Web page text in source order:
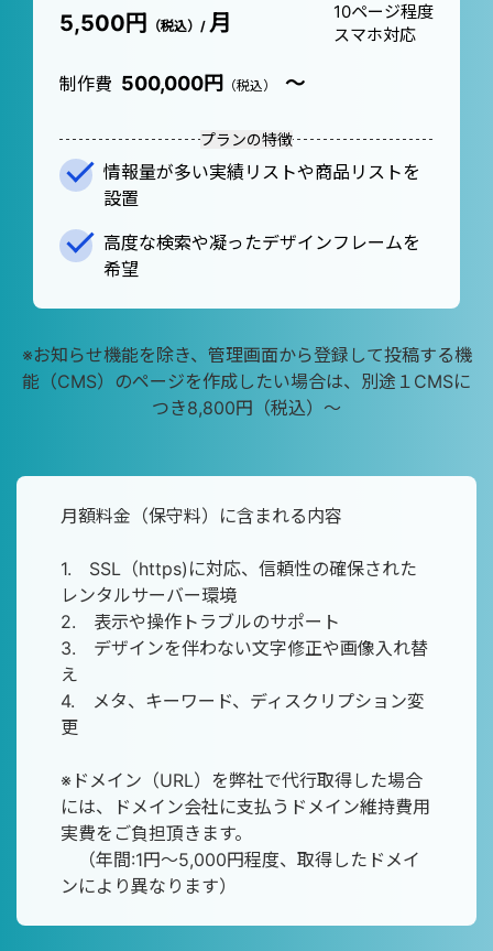
5,500円 （税込）/ 月
10ページ程度
スマホ対応
制作費 500,000円 （税込） ～
プランの特徴
情報量が多い実績リストや商品リストを
設置
高度な検索や凝ったデザインフレームを
希望
※お知らせ機能を除き、管理画面から登録して投稿する機
能（CMS）のページを作成したい場合は、別途１CMSに
つき8,800円（税込）～
月額料金（保守料）に含まれる内容
1. SSL（https)に対応、信頼性の確保された
レンタルサーバー環境
2. 表示や操作トラブルのサポート
3. デザインを伴わない文字修正や画像入れ替
え
4. メタ、キーワード、ディスクリプション変
更
※ドメイン（URL）を弊社で代行取得した場合
には、ドメイン会社に支払うドメイン維持費用
実費をご負担頂きます。
（年間:1円～5,000円程度、取得したドメイ
ンにより異なります）